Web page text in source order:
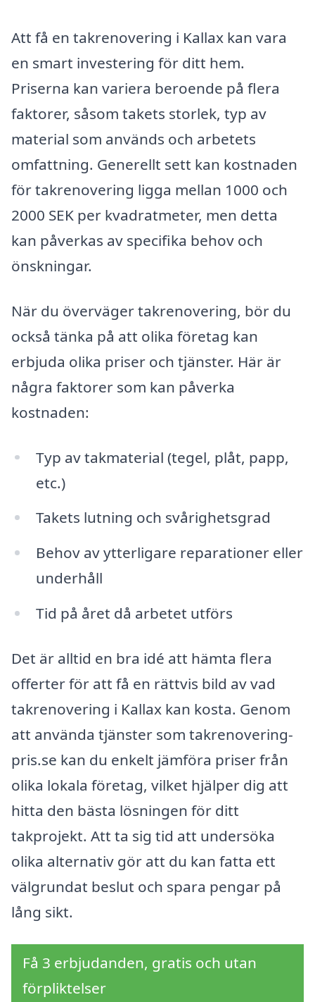
Att få en takrenovering i Kallax kan vara
en smart investering för ditt hem.
Priserna kan variera beroende på flera
faktorer, såsom takets storlek, typ av
material som används och arbetets
omfattning. Generellt sett kan kostnaden
för takrenovering ligga mellan 1000 och
2000 SEK per kvadratmeter, men detta
kan påverkas av specifika behov och
önskningar.
När du överväger takrenovering, bör du
också tänka på att olika företag kan
erbjuda olika priser och tjänster. Här är
några faktorer som kan påverka
kostnaden:
Typ av takmaterial (tegel, plåt, papp,
etc.)
Takets lutning och svårighetsgrad
Behov av ytterligare reparationer eller
underhåll
Tid på året då arbetet utförs
Det är alltid en bra idé att hämta flera
offerter för att få en rättvis bild av vad
takrenovering i Kallax kan kosta. Genom
att använda tjänster som takrenovering-
pris.se kan du enkelt jämföra priser från
olika lokala företag, vilket hjälper dig att
hitta den bästa lösningen för ditt
takprojekt. Att ta sig tid att undersöka
olika alternativ gör att du kan fatta ett
välgrundat beslut och spara pengar på
lång sikt.
Få 3 erbjudanden, gratis och utan
förpliktelser